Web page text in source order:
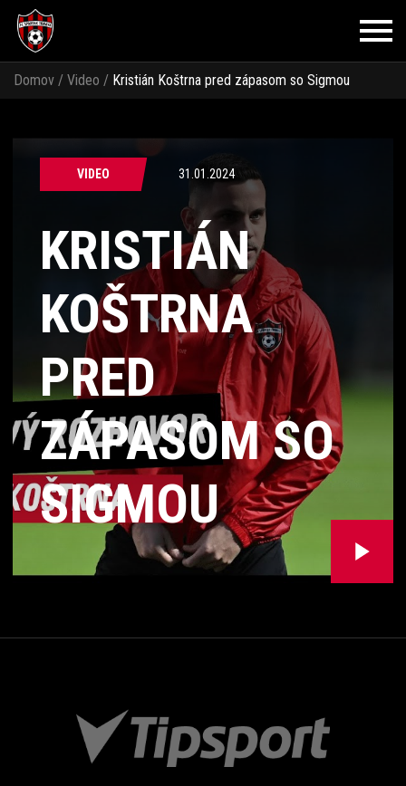
Domov / Video / Kristián Koštrna pred zápasom so Sigmou
VIDEO 31.01.2024
KRISTIÁN
KOŠTRNA
PRED
ZÁPASOM SO
SIGMOU
OLOMOUC